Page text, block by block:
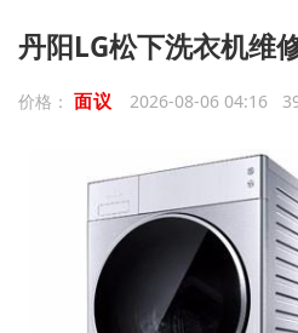
丹阳‌LG松下洗衣机维
价格： 面议 2026-08-06 04:16